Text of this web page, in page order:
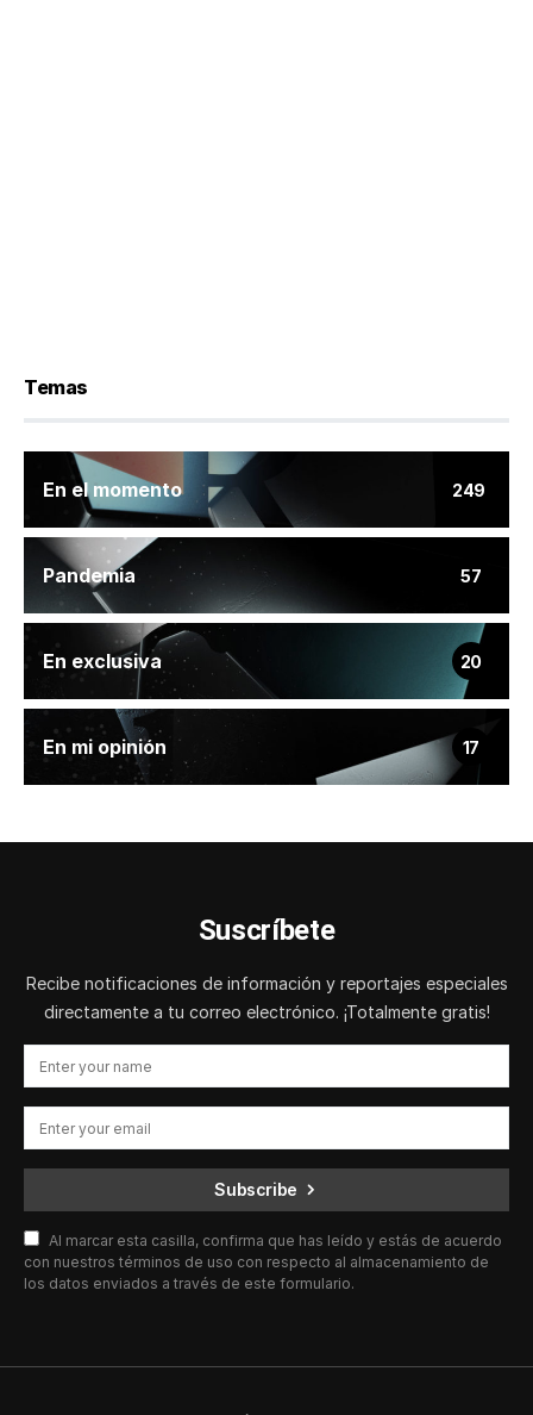
Temas
En el momento 249
Pandemia 57
En exclusiva 20
En mi opinión 17
Suscríbete
Recibe notificaciones de información y reportajes especiales
directamente a tu correo electrónico. ¡Totalmente gratis!
Subscribe
Al marcar esta casilla, confirma que has leído y estás de acuerdo
con nuestros términos de uso con respecto al almacenamiento de
los datos enviados a través de este formulario.